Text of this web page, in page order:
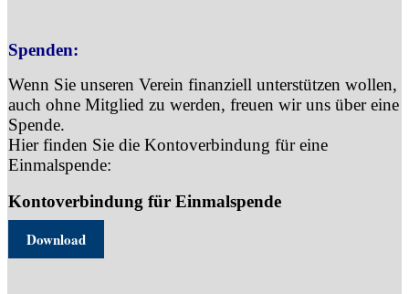
Spenden:
Wenn Sie unseren Verein finanziell unterstützen wollen,
auch ohne Mitglied zu werden, freuen wir uns über eine
Spende.
Hier finden Sie die Kontoverbindung für eine
Einmalspende:
Kontoverbindung für Einmalspende
Download